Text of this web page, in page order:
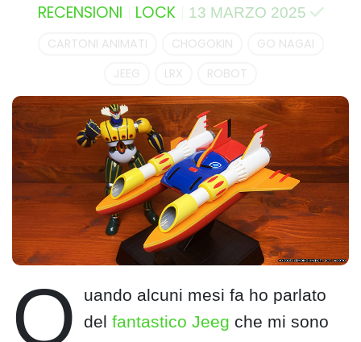
RECENSIONI LOCK 13 MARZO 2025
CARTONI ANIMATI CHOGOKIN
GO NAGAI
JEEG
LRX ROBOT
Q
uando alcuni mesi fa ho parlato
delfantastico Jeeg che mi sono